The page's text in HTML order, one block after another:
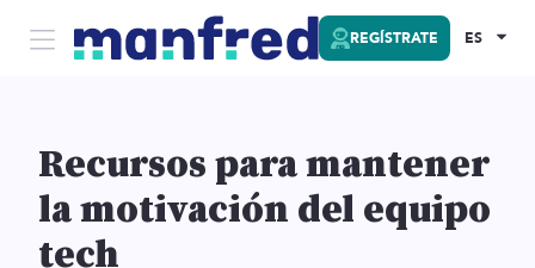
REGÍSTRATE ES
Recursos para mantener
la motivación del equipo
tech